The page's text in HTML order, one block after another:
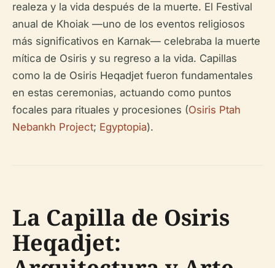
realeza y la vida después de la muerte. El Festival
anual de Khoiak —uno de los eventos religiosos
más significativos en Karnak— celebraba la muerte
mítica de Osiris y su regreso a la vida. Capillas
como la de Osiris Heqadjet fueron fundamentales
en estas ceremonias, actuando como puntos
focales para rituales y procesiones (Osiris Ptah
Nebankh Project; Egyptopia).
La Capilla de Osiris
Heqadjet: